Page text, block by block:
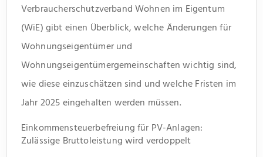
Verbraucherschutzverband Wohnen im Eigentum
(WiE) gibt einen Überblick, welche Änderungen für
Wohnungseigentümer und
Wohnungseigentümergemeinschaften wichtig sind,
wie diese einzuschätzen sind und welche Fristen im
Jahr 2025 eingehalten werden müssen.
Einkommensteuerbefreiung für PV-Anlagen:
Zulässige Bruttoleistung wird verdoppelt